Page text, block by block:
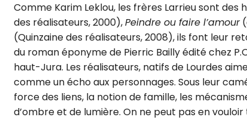
Comme Karim Leklou, les frères Larrieu sont des
des réalisateurs, 2000),Peindre ou faire l’amour
(Quinzaine des réalisateurs, 2008), ils font leur
du roman éponyme de Pierric Bailly édité chez
haut-Jura. Les réalisateurs, natifs de Lourdes
comme un écho aux personnages. Sous leur
force des liens, la notion de famille, les
d’ombre et de lumière. On ne peut pas en